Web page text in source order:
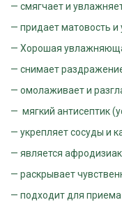
— смягчает и
— придает матовость и
— Хорошая
— снимает
— омолаживает и
— мягкий антисептик
— укрепляет сосуды и
— является
— раскрывает
— подходит для приема